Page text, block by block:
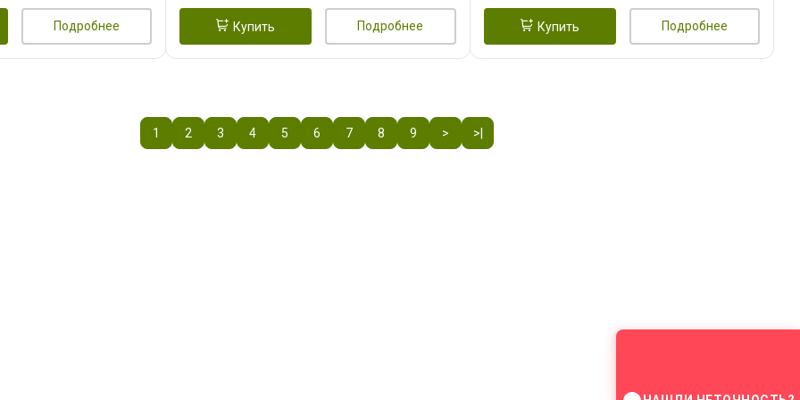
Подробнее Купить Подробнее Купить Подробнее
1 2 3 4 5 6 7 8 9 > >|